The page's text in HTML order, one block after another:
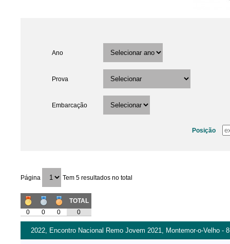
Ano
Prova
Embarcação
Posição
Página Tem 5 resultados no total
TOTAL
0
0 0 0
2022, Encontro Nacional Remo Jovem 2021, Montemor-o-Velho -